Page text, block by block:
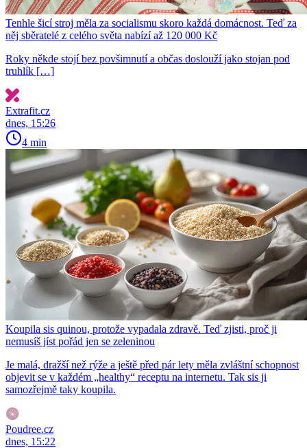
Tenhle šicí stroj měla za socialismu skoro každá domácnost. Teď za
něj sběratelé z celého světa nabízí až 120 000 Kč
Roky někde stojí bez povšimnutí a občas doslouží jako stojan pod
truhlík […]
Extrafit.cz
dnes, 15:26
4 min
Koupila sis quinou, protože vypadala zdravě. Teď zjisti, proč ji
nemusíš jíst pořád jen se zeleninou
Je malá, dražší než rýže a ještě před pár lety měla zvláštní schopnost
objevit se v každém „healthy“ receptu na internetu. Tak sis ji
samozřejmě taky koupila.
Poudree.cz
dnes, 15:22